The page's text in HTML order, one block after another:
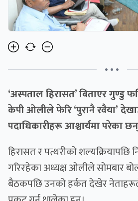
• • •
‘अस्पताल हिरासत’ बिताएर गुण्डु
केपी ओलीले फेरि ‘पुरानै रवैया’
पदाधिकारीहरू आश्चार्यमा परेका
हिरासत र पत्थरीको शल्यक्रियापछि
गरिरहेका अध्यक्ष ओलीले सोमबार
बैठकपछि उनको हर्कत देखेर